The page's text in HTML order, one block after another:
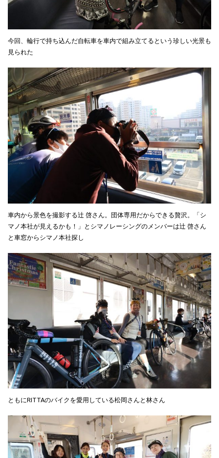
今回、輪行で持ち込んだ自転車を車内で組み立てるという珍しい光景も
見られた
車内から景色を撮影する辻 啓さん。団体専用だからできる贅沢。「シ
マノ本社が見えるかも！」とシマノレーシングのメンバーは辻 啓さん
と車窓からシマノ本社探し
ともにRITTAのバイクを愛用している松岡さんと林さん